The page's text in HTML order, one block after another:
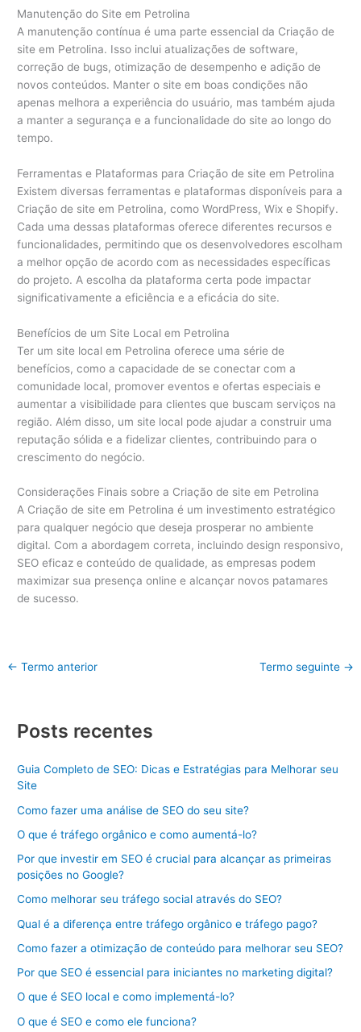
Manutenção do Site em Petrolina
A manutenção contínua é uma parte essencial da Criação de
site em Petrolina. Isso inclui atualizações de software,
correção de bugs, otimização de desempenho e adição de
novos conteúdos. Manter o site em boas condições não
apenas melhora a experiência do usuário, mas também ajuda
a manter a segurança e a funcionalidade do site ao longo do
tempo.
Ferramentas e Plataformas para Criação de site em Petrolina
Existem diversas ferramentas e plataformas disponíveis para a
Criação de site em Petrolina, como WordPress, Wix e Shopify.
Cada uma dessas plataformas oferece diferentes recursos e
funcionalidades, permitindo que os desenvolvedores escolham
a melhor opção de acordo com as necessidades específicas
do projeto. A escolha da plataforma certa pode impactar
significativamente a eficiência e a eficácia do site.
Benefícios de um Site Local em Petrolina
Ter um site local em Petrolina oferece uma série de
benefícios, como a capacidade de se conectar com a
comunidade local, promover eventos e ofertas especiais e
aumentar a visibilidade para clientes que buscam serviços na
região. Além disso, um site local pode ajudar a construir uma
reputação sólida e a fidelizar clientes, contribuindo para o
crescimento do negócio.
Considerações Finais sobre a Criação de site em Petrolina
A Criação de site em Petrolina é um investimento estratégico
para qualquer negócio que deseja prosperar no ambiente
digital. Com a abordagem correta, incluindo design responsivo,
SEO eficaz e conteúdo de qualidade, as empresas podem
maximizar sua presença online e alcançar novos patamares
de sucesso.
← Termo anterior Termo seguinte →
Posts recentes
Guia Completo de SEO: Dicas e Estratégias para Melhorar seu
Site
Como fazer uma análise de SEO do seu site?
O que é tráfego orgânico e como aumentá-lo?
Por que investir em SEO é crucial para alcançar as primeiras
posições no Google?
Como melhorar seu tráfego social através do SEO?
Qual é a diferença entre tráfego orgânico e tráfego pago?
Como fazer a otimização de conteúdo para melhorar seu SEO?
Por que SEO é essencial para iniciantes no marketing digital?
O que é SEO local e como implementá-lo?
O que é SEO e como ele funciona?